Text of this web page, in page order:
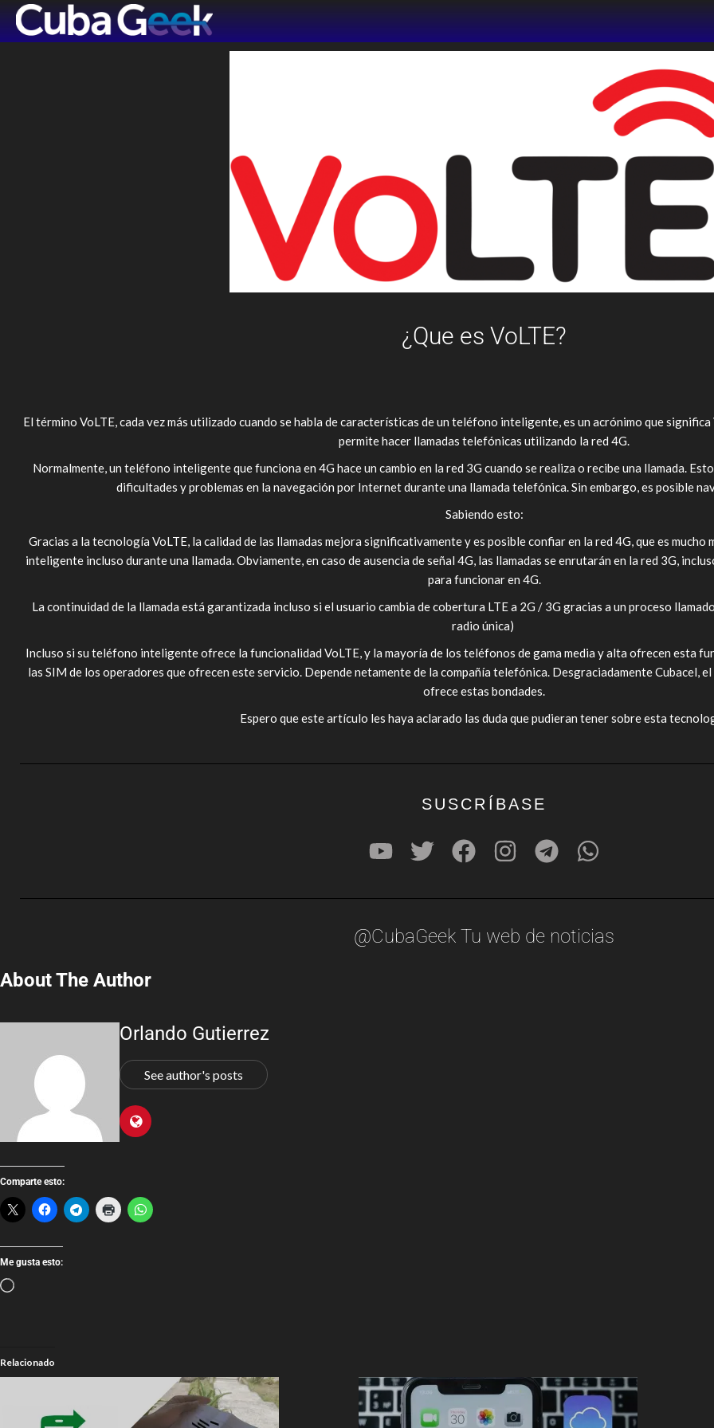
¿Que es VoLTE?
El término VoLTE, cada vez más utilizado cuando se habla de características de un teléfono inteligente, es un acrónimo que
permite hacer llamadas telefónicas utilizando la red 4G.
Normalmente, un teléfono inteligente que funciona en 4G hace un cambio en la red 3G cuando se realiza o recibe una llamada.
dificultades y problemas en la navegación por Internet durante una llamada telefónica. Sin embargo, es posible
Sabiendo esto:
Gracias a la tecnología VoLTE, la calidad de las llamadas mejora significativamente y es posible confiar en la red 4G, que es
inteligente incluso durante una llamada. Obviamente, en caso de ausencia de señal 4G, las llamadas se enrutarán en la red 3G,
para funcionar en 4G.
La continuidad de la llamada está garantizada incluso si el usuario cambia de cobertura LTE a 2G / 3G gracias a un proceso
radio única)
Incluso si su teléfono inteligente ofrece la funcionalidad VoLTE, y la mayoría de los teléfonos de gama media y alta ofrecen esta
las SIM de los operadores que ofrecen este servicio. Depende netamente de la compañía telefónica. Desgraciadamente Cubacel,
ofrece estas bondades.
Espero que este artículo les haya aclarado las duda que pudieran tener sobre esta
SUSCRÍBASE
@CubaGeek Tu web de noticias
About The Author
Orlando Gutierrez
See author's posts
Comparte esto:
Me gusta esto:
Relacionado